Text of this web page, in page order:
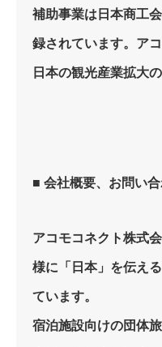
補助事業は日本商工
録されています。ア
日本の観光産業拡大
■ 会社概要、お問い
アコモコネクト株式
様に「日本」を伝え
ています。
宿泊施設向けの団体